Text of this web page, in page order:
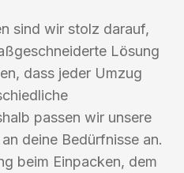
sind wir stolz darauf,
Lösung
dass jeder Umzug
passen wir unsere
deine Bedürfnisse an.
beim Einpacken, dem